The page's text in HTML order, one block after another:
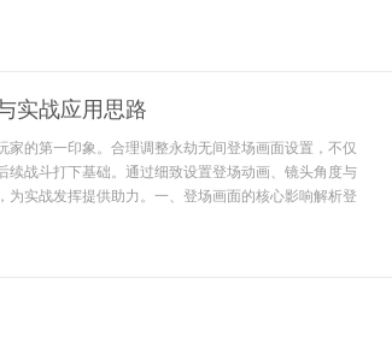
实战应用思路
的第一印象。合理调整永劫无间登场画面设置，不仅
续战斗打下基础。通过细致设置登场动画、镜头角度与
为实战发挥提供助力。一、登场画面的核心影响解析登